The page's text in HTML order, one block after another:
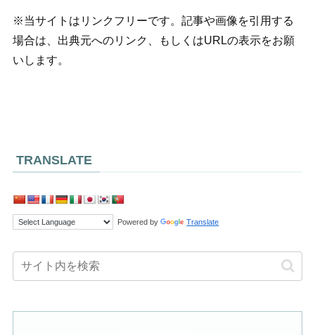
※当サイトはリンクフリーです。記事や画像を引用する
場合は、出典元へのリンク、もしくはURLの表示をお願
いします。
TRANSLATE
Powered by Translate